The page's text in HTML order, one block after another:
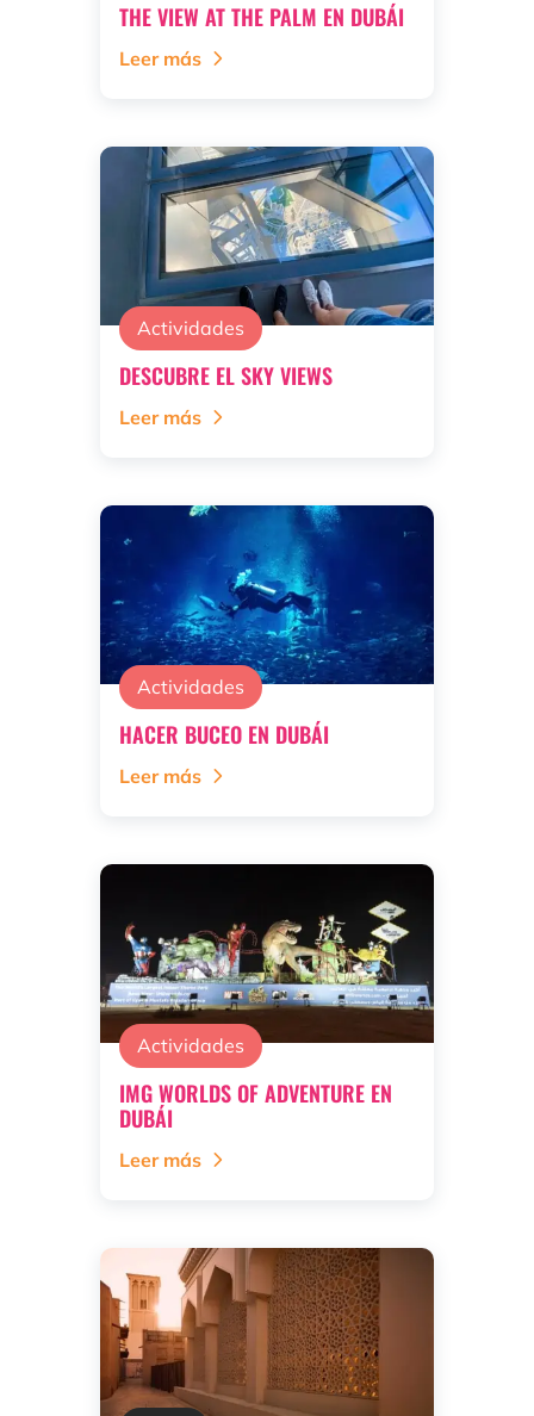
THE VIEW AT THE PALM EN DUBÁI
Leer más
Actividades
DESCUBRE EL SKY VIEWS
Leer más
Actividades
HACER BUCEO EN DUBÁI
Leer más
Actividades
IMG WORLDS OF ADVENTURE EN
DUBÁI
Leer más